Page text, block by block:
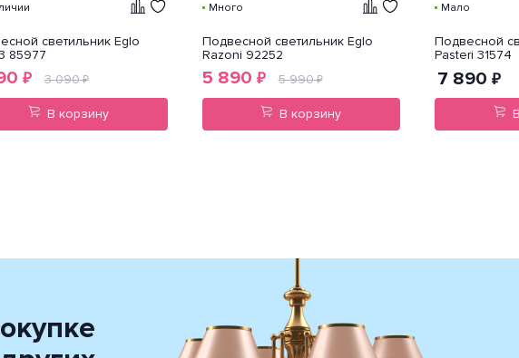
светильник Eglo
85977
₽ 3 090₽
В корзину
Много
Подвесной светильник Eglo
Razoni 92252
5 890 ₽ 5 990₽
В корзину
Мало
Подвесной
Pasteri 31574
7 890 ₽